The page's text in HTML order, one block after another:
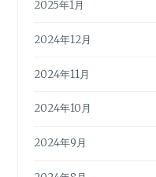
2025年1月
2024年12月
2024年11月
2024年10月
2024年9月